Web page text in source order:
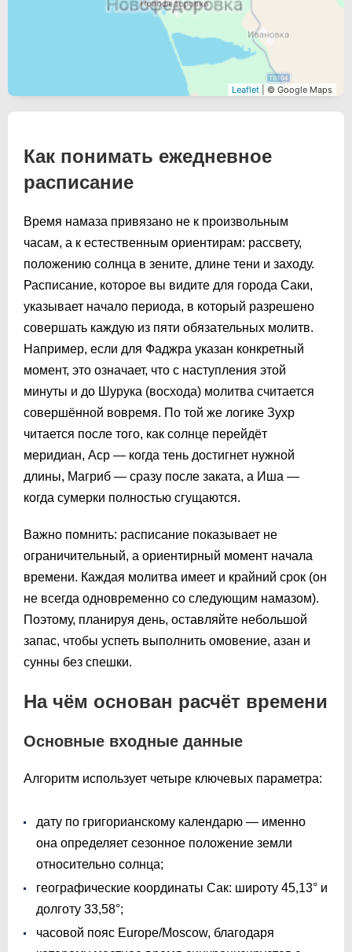
Leaflet | © Google Maps
Как понимать ежедневное
расписание
Время намаза привязано не к произвольным
часам, а к естественным ориентирам: рассвету,
положению солнца в зените, длине тени и заходу.
Расписание, которое вы видите для города Саки,
указывает начало периода, в который разрешено
совершать каждую из пяти обязательных молитв.
Например, если для Фаджра указан конкретный
момент, это означает, что с наступления этой
минуты и до Шурука (восхода) молитва считается
совершённой вовремя. По той же логике Зухр
читается после того, как солнце перейдёт
меридиан, Аср — когда тень достигнет нужной
длины, Магриб — сразу после заката, а Иша —
когда сумерки полностью сгущаются.
Важно помнить: расписание показывает не
ограничительный, а ориентирный момент начала
времени. Каждая молитва имеет и крайний срок (он
не всегда одновременно со следующим намазом).
Поэтому, планируя день, оставляйте небольшой
запас, чтобы успеть выполнить омовение, азан и
сунны без спешки.
На чём основан расчёт времени
Основные входные данные
Алгоритм использует четыре ключевых параметра:
дату по григорианскому календарю — именно
она определяет сезонное положение земли
относительно солнца;
географические координаты Сак: широту 45,13° и
долготу 33,58°;
часовой пояс Europe/Moscow, благодаря